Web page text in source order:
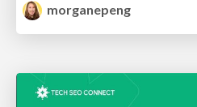
morganepeng